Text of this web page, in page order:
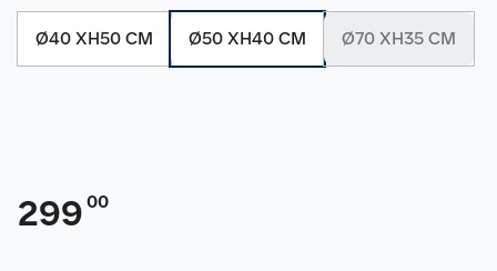
Ø40 XH50 CM Ø50 XH40 CM Ø70 XH35 CM
299 00